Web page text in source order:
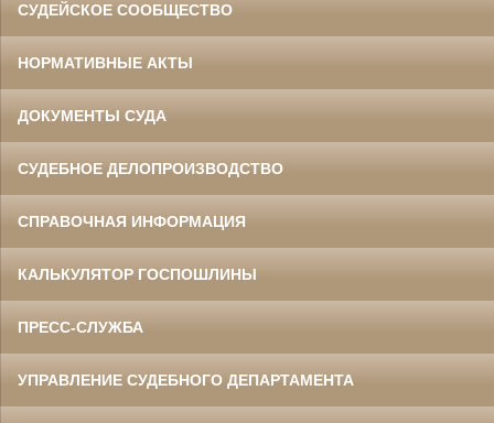
СУДЕЙСКОЕ СООБЩЕСТВО
НОРМАТИВНЫЕ АКТЫ
ДОКУМЕНТЫ СУДА
СУДЕБНОЕ ДЕЛОПРОИЗВОДСТВО
СПРАВОЧНАЯ ИНФОРМАЦИЯ
КАЛЬКУЛЯТОР ГОСПОШЛИНЫ
ПРЕСС-СЛУЖБА
УПРАВЛЕНИЕ СУДЕБНОГО ДЕПАРТАМЕНТА